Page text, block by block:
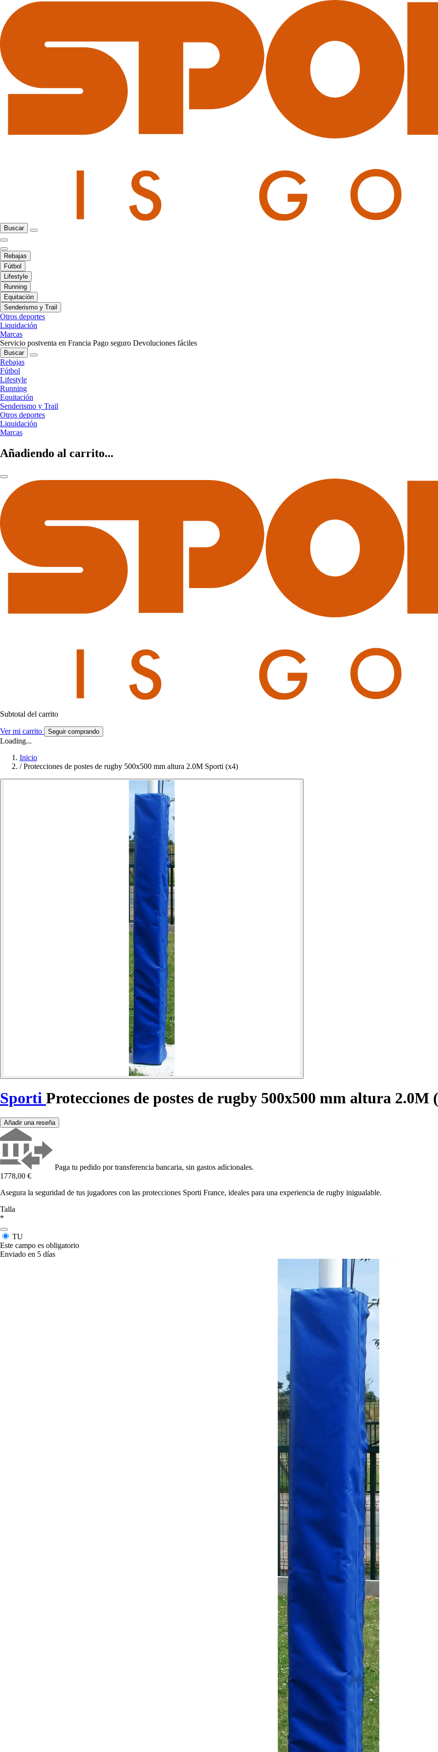
Buscar
Rebajas
Fútbol
Lifestyle
Running
Equitación
Senderismo y Trail
Otros deportes
Liquidación
Marcas
Servicio postventa en Francia Pago seguro Devoluciones fáciles
Buscar
Rebajas
Fútbol
Lifestyle
Running
Equitación
Senderismo y Trail
Otros deportes
Liquidación
Marcas
Añadiendo al carrito...
Subtotal del carrito
Ver mi carrito Seguir comprando
Loading...
Inicio
/ Protecciones de postes de rugby 500x500 mm altura 2.0M Sporti (x4)
Sporti Protecciones de postes de rugby 500x500 mm altura 2.0M
Añadir una reseña
Paga tu pedido por transferencia bancaria, sin gastos adicionales.
1778,00 €
Asegura la seguridad de tus jugadores con las protecciones Sporti France, ideales para una experiencia de rugby inigualable.
Talla
*
TU
Este campo es obligatorio
Enviado en 5 días